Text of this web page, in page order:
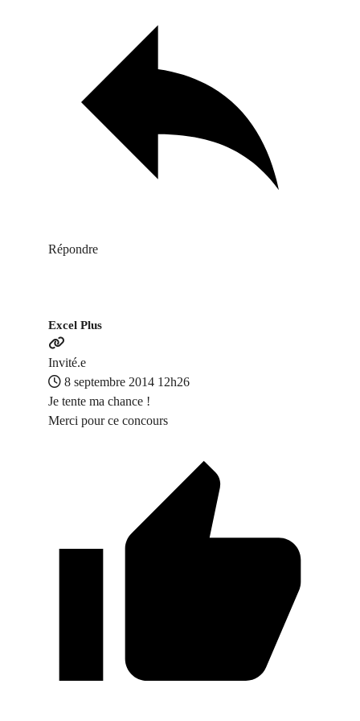
Répondre
Excel Plus
Invité.e
8 septembre 2014 12h26
Je tente ma chance !
Merci pour ce concours